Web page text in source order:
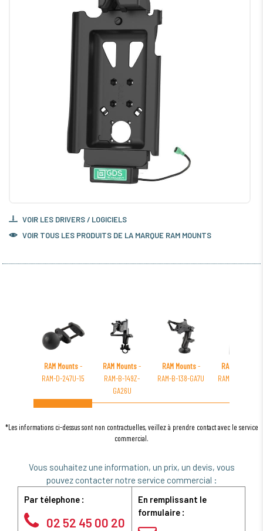
VOIR LES DRIVERS / LOGICIELS
VOIR TOUS LES PRODUITS DE LA MARQUE RAM MOUNTS
RAM Mounts-
RAM-D-247U-15
RAM Mounts-
RAM-B-149Z-
GA26U
RAM Mounts-
RAM-B-138-GA7U
RAM Mounts
RAM-GDS-SKIN-
*Les informations ci-dessus sont non contractuelles, veillez à prendre contact avec le service
commercial.
Vous souhaitez une information, un prix, un devis, vous
pouvez contacter notre service commercial :
Par télephone :
02 52 45 00 20
En remplissant le
formulaire :